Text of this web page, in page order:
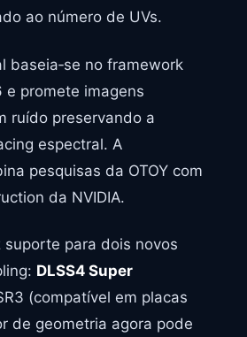
ao número de UVs.
baseia‑se no framework
e promete imagens
ruído preservando a
espectral. A
pesquisas da OTOY com
da NVIDIA.
para dois novos
DLSS4 Super
(compatível em placas
de geometria agora pode